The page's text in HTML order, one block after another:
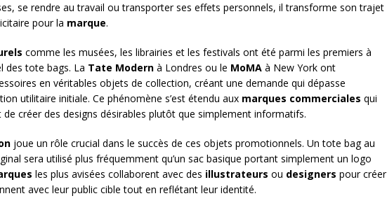
se rendre au travail ou transporter ses effets personnels, il transforme son trajet
pour la marque.
comme les musées, les librairies et les festivals ont été parmi les premiers à
des tote bags. La Tate Modern à Londres ou le MoMA à New York ont
en véritables objets de collection, créant une demande qui dépasse
utilitaire initiale. Ce phénomène s’est étendu aux marques commerciales qui
de créer des designs désirables plutôt que simplement informatifs.
joue un rôle crucial dans le succès de ces objets promotionnels. Un tote bag au
sera utilisé plus fréquemment qu’un sac basique portant simplement un logo
les plus avisées collaborent avec des illustrateurs ou designers pour créer
avec leur public cible tout en reflétant leur identité.